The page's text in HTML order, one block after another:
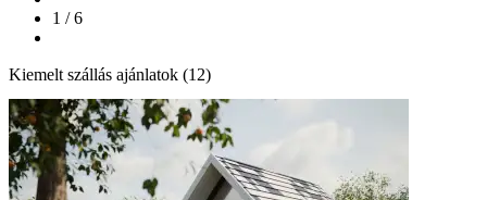
1 / 6
Kiemelt szállás ajánlatok (12)